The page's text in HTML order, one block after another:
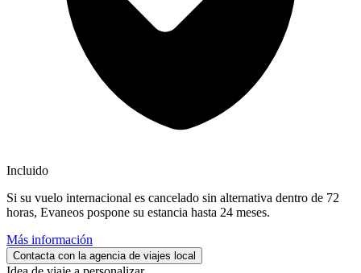
Incluido
Si su vuelo internacional es cancelado sin alternativa dentro de 72
horas, Evaneos pospone su estancia hasta 24 meses.
Más información
Contacta con la agencia de viajes local